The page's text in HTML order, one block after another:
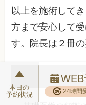
以上を施術して
方まで安心して
す。院長は２冊
一
本日の
予約状況
24時間